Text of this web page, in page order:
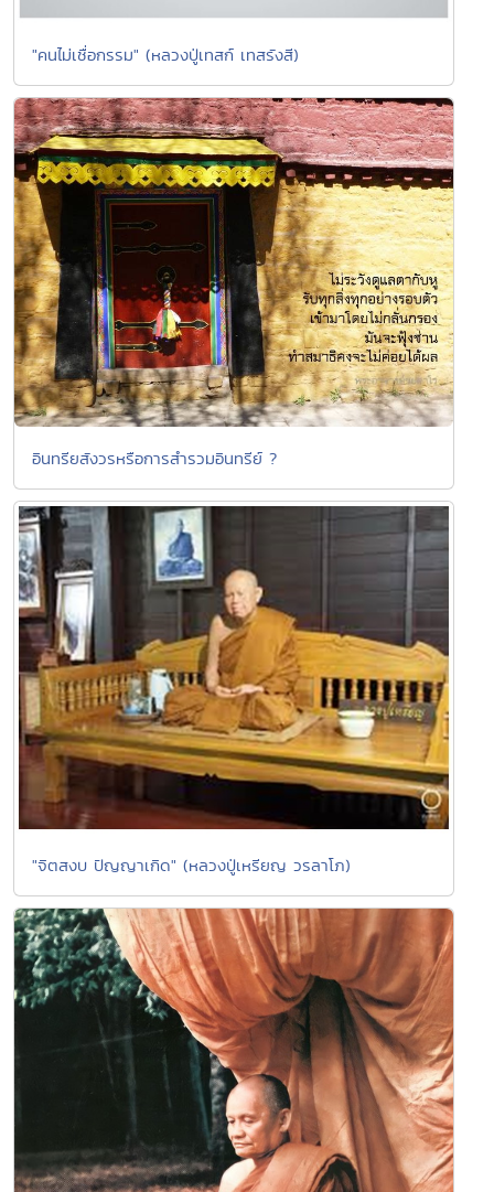
"คนไม่เชื่อกรรม" (หลวงปู่เทสก์ เทสรังสี)
อินทรียสังวรหรือการสำรวมอินทรีย์ ?
"จิตสงบ ปัญญาเกิด" (หลวงปู่เหรียญ วรลาโภ)